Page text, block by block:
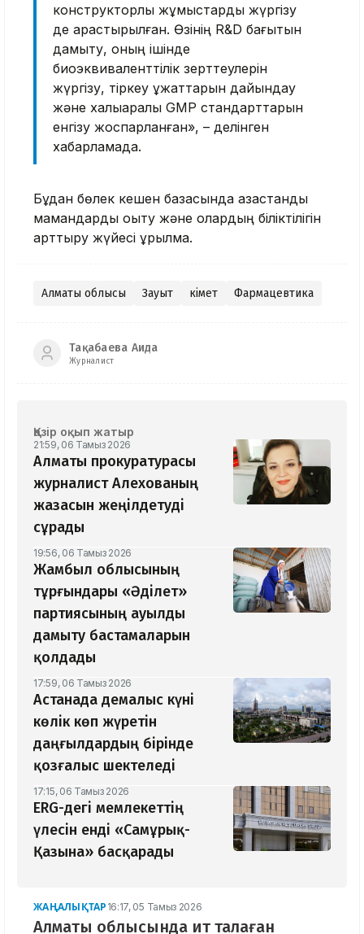
конструкторлық жұмыстарды жүргізу
де қарастырылған. Өзінің R&D бағытын
дамыту, оның ішінде
биоэквиваленттілік зерттеулерін
жүргізу, тіркеу құжаттарын дайындау
және халықаралық GMP стандарттарын
енгізу жоспарланған», – делінген
хабарламада.
Бұдан бөлек кешен базасында қазақстандық
мамандарды оқыту және олардың біліктілігін
арттыру жүйесі құрылмақ.
Алматы облысы Зауыт Үкімет Фармацевтика
Тақабаева Аида
Журналист
Қазір оқып жатыр
21:59, 06 Тамыз 2026
Алматы прокуратурасы
журналист Алехованың
жазасын жеңілдетуді
сұрады
19:56, 06 Тамыз 2026
Жамбыл облысының
тұрғындары «Әділет»
партиясының ауылды
дамыту бастамаларын
қолдады
17:59, 06 Тамыз 2026
Астанада демалыс күні
көлік көп жүретін
даңғылдардың бірінде
қозғалыс шектеледі
17:15, 06 Тамыз 2026
ERG-дегі мемлекеттің
үлесін енді «Самұрық-
Қазына» басқарады
ЖАҢАЛЫҚТАР 16:17, 05 Тамыз 2026
Алматы облысында ит талаған